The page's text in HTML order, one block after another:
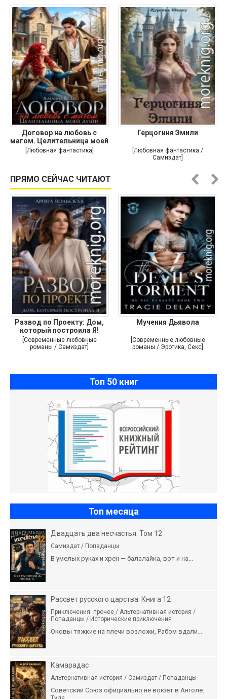
Договор на любовь с
магом. Целительница моей
души
[Любовная фантастика]
Герцогиня Эмили
[Любовная фантастика /
Самиздат]
ПРЯМО СЕЙЧАС ЧИТАЮТ
Развод по Проекту: Дом,
который построила Я!
[Современные любовные
романы / Самиздат]
Мучения Дьявола
[Современные любовные
романы / Эротика, Секс]
Топ 50 книг
Топ месяца
Двадцать два несчастья. Том 12
Самиздат / Попаданцы
В умелых руках и хрен — балалайка, вот и на...
Рассвет русского царства. Книга 12
Приключения: прочее / Альтернативная история /
Попаданцы / Исторические приключения
Оковы тяжкие на плечи возложи, Рабом вдали...
Камарадас
Альтернативная история / Самиздат / Попаданцы
Советский Союз официально не воюет в Анголе.